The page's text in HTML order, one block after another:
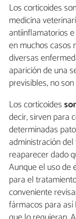
Los corticoides
medicina
antiinflamatorios
en muchos casos
diversas
aparición de una
previsibles, no
Los corticoides
decir, sirven para
determinadas
administración
reaparecer dado
Aunque el uso de
para el
conveniente
fármacos para